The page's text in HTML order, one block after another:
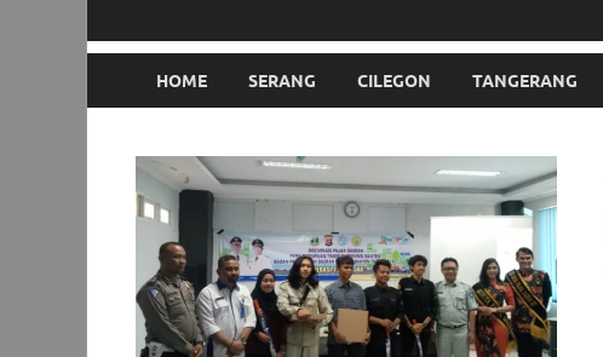
HOME SERANG CILEGON TANGERANG